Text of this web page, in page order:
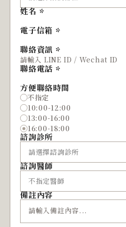
姓名
電子信箱
聯絡資訊
聯絡電話
方便聯絡時間
不指定
10:00-12:00
13:00-16:00
16:00-18:00
諮詢診所
諮詢醫師
備註內容